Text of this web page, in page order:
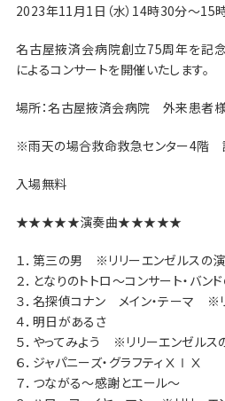
2023年11月1日（水）14時30分～15
名古屋掖済会病院創立75周年を記念
によるコンサートを開催いたします。
場所：名古屋掖済会病院 外来患者
※雨天の場合救命救急センター4階
入場無料
★★★★★演奏曲★★★★★
１．第三の男 ※リリーエンゼルスの
２．となりのトトロ～コンサート・バン
３．名探偵コナン メイン・テーマ ※
４．明日があるさ
５．やってみよう ※リリーエンゼルス
６．ジャパニーズ・グラフティⅩⅠⅩ
７．つながる～感謝とエール～